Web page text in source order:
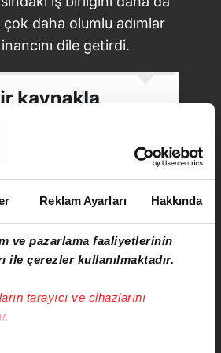
Reklam Ayarları Hakkında
ve pazarlama faaliyetlerinin
ile çerezler kullanılmaktadır.
tarayıcı ve cihazlarını
daha olumlu adımlar
dile getirdi.
korkunç kaza! Yolcu
minibüsle çarpıştı! Ölü